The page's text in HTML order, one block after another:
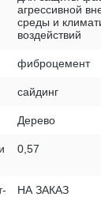
агрессивной
среды и
воздействий
фиброцемент
сайдинг
Дерево
0,57
НА ЗАКАЗ